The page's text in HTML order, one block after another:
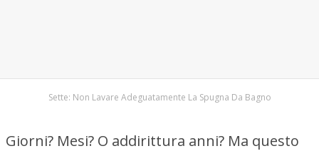
Sette: Non Lavare Adeguatamente La Spugna Da Bagno
Giorni? Mesi? O addirittura anni? Ma questo